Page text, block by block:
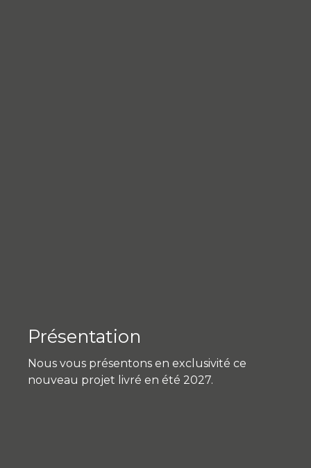
Présentation
Nous vous présentons en exclusivité ce
nouveau projet livré en été 2027.